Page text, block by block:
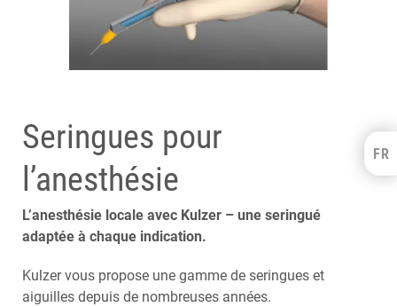
FR
Seringues pour
l’anesthésie
L’anesthésie locale avec Kulzer – une seringué
adaptée à chaque indication.
Kulzer vous propose une gamme de seringues et
aiguilles depuis de nombreuses années.